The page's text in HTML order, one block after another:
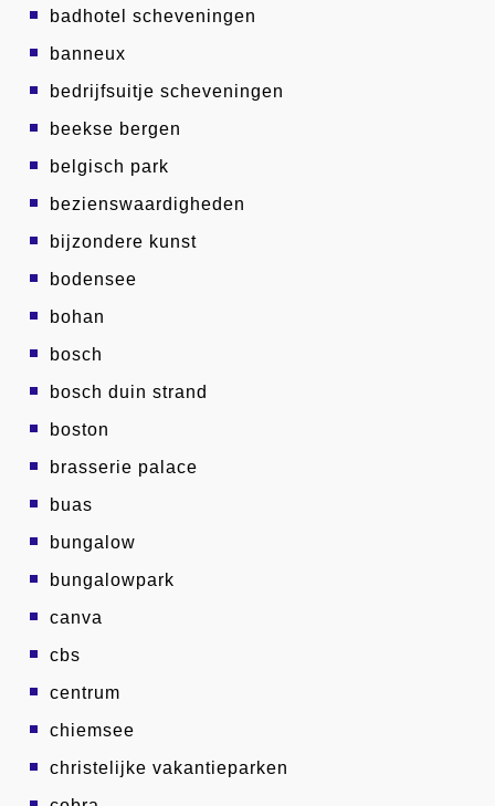
badhotel scheveningen
banneux
bedrijfsuitje scheveningen
beekse bergen
belgisch park
bezienswaardigheden
bijzondere kunst
bodensee
bohan
bosch
bosch duin strand
boston
brasserie palace
buas
bungalow
bungalowpark
canva
cbs
centrum
chiemsee
christelijke vakantieparken